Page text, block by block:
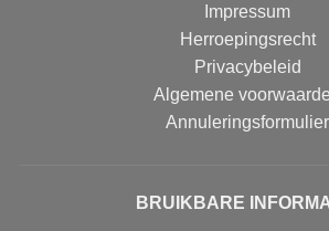
Impressum
Herroepingsrecht
Privacybeleid
Algemene
Annuleringsformulier
BRUIKBARE